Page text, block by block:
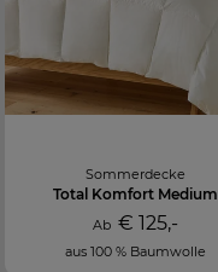
Sommerdecke
Total Komfort Medium
Ab € 125,-
aus 100 % Baumwolle